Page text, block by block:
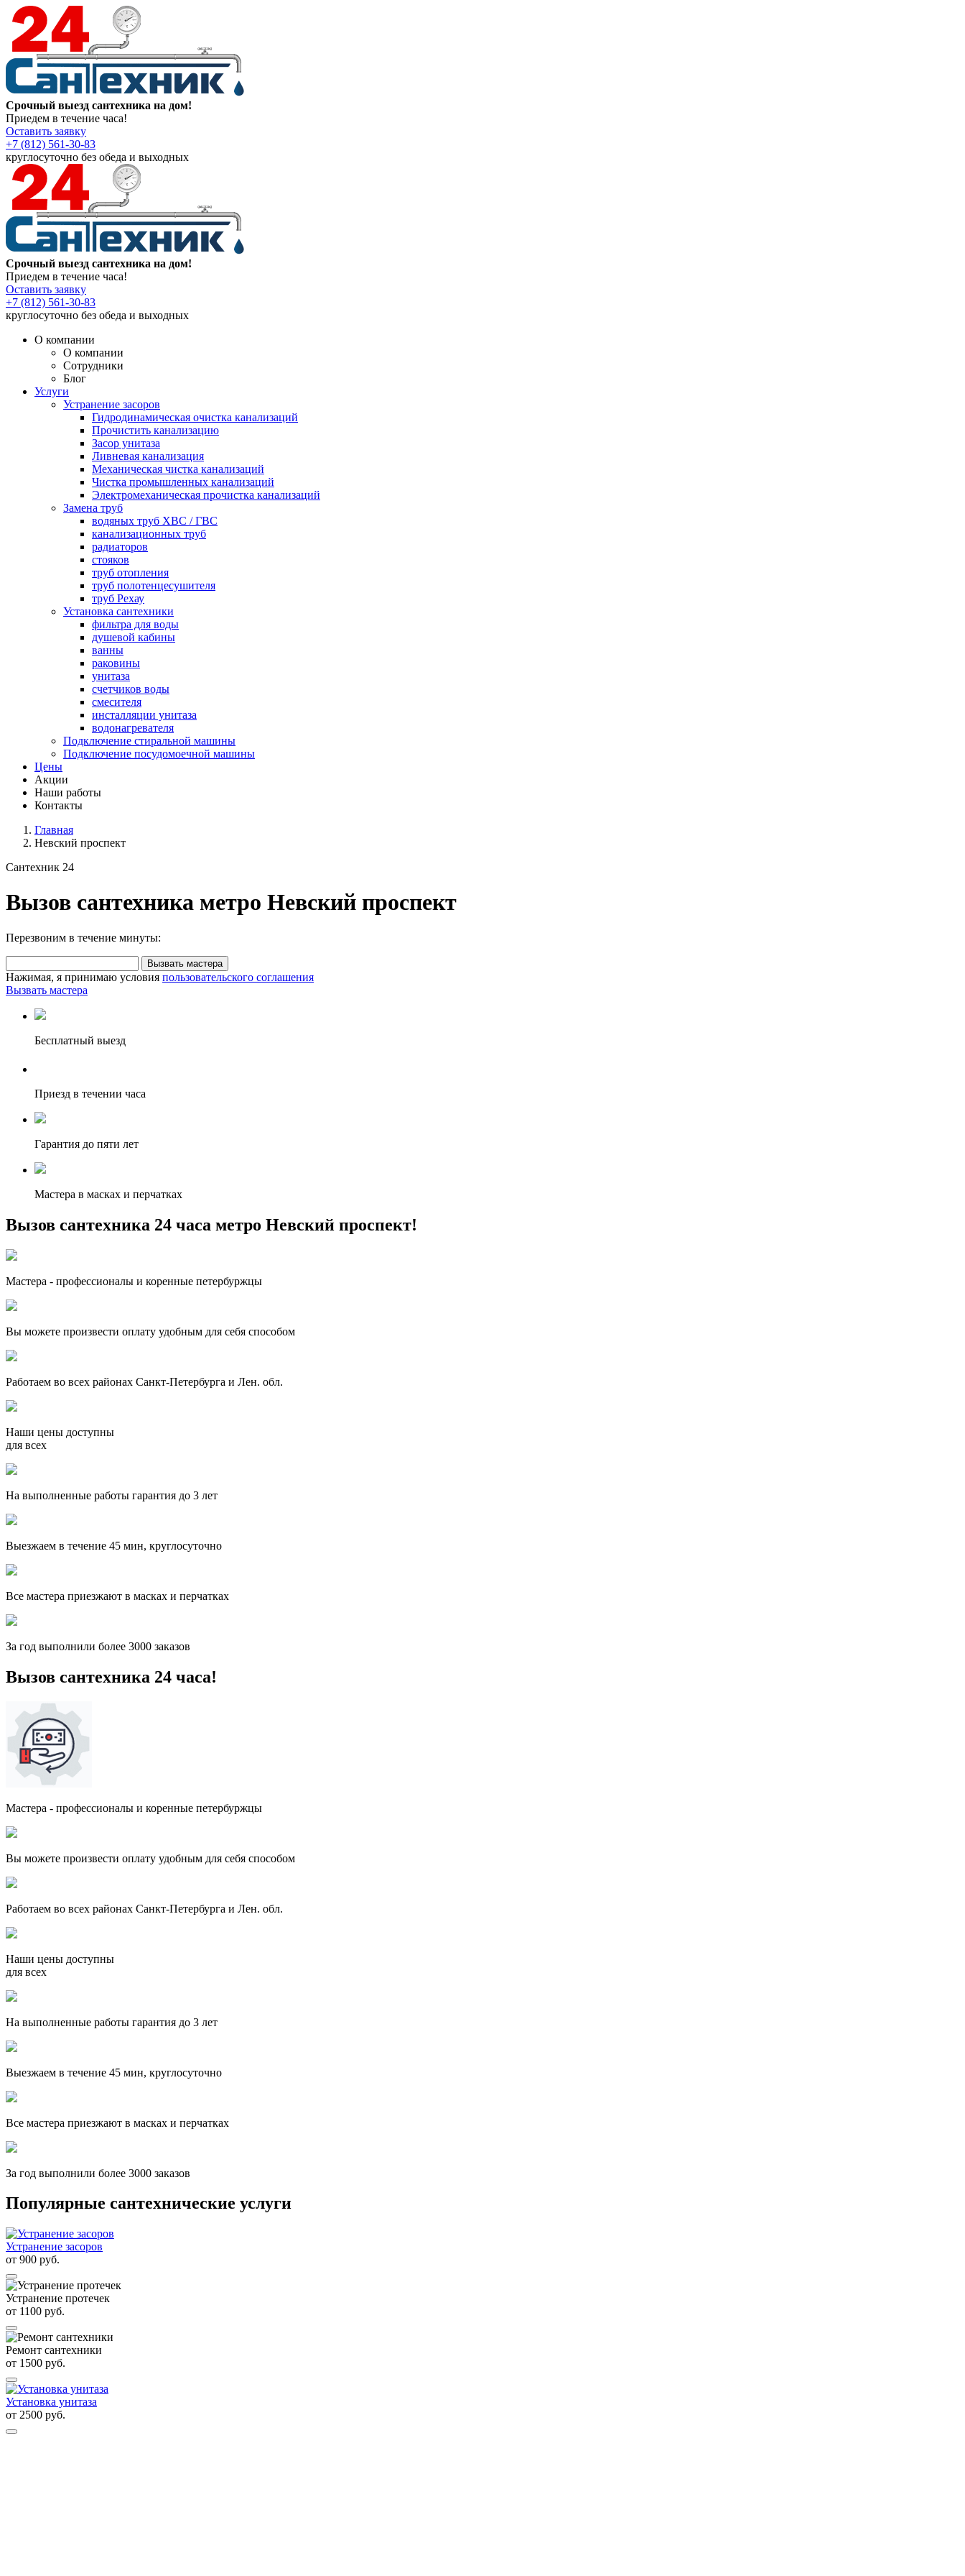
Срочный выезд сантехника на дом!
Приедем в течение часа!
Оставить заявку
+7 (812) 561-30-83
круглосуточно без обеда и выходных
Срочный выезд сантехника на дом!
Приедем в течение часа!
Оставить заявку
+7 (812) 561-30-83
круглосуточно без обеда и выходных
О компании
О компании
Сотрудники
Блог
Услуги
Устранение засоров
Гидродинамическая очистка канализаций
Прочистить канализацию
Засор унитаза
Ливневая канализация
Механическая чистка канализаций
Чистка промышленных канализаций
Электромеханическая прочистка канализаций
Замена труб
водяных труб ХВС / ГВС
канализационных труб
радиаторов
стояков
труб отопления
труб полотенцесушителя
труб Рехау
Установка сантехники
фильтра для воды
душевой кабины
ванны
раковины
унитаза
счетчиков воды
смесителя
инсталляции унитаза
водонагревателя
Подключение стиральной машины
Подключение посудомоечной машины
Цены
Акции
Наши работы
Контакты
Главная
Невский проспект
Сантехник 24
Вызов сантехника метро Невский проспект
Перезвоним в течение минуты:
Вызвать мастера
Нажимая, я принимаю условия пользовательского соглашения
Вызвать мастера
Бесплатный выезд
Приезд в течении часа
Гарантия до пяти лет
Мастера в масках и перчатках
Вызов сантехника 24 часа метро Невский проспект!
Мастера - профессионалы и коренные петербуржцы
Вы можете произвести оплату удобным для себя способом
Работаем во всех районах Санкт-Петербурга и Лен. обл.
Наши цены доступны
для всех
На выполненные работы гарантия до 3 лет
Выезжаем в течение 45 мин, круглосуточно
Все мастера приезжают в масках и перчатках
За год выполнили более 3000 заказов
Вызов сантехника 24 часа!
Мастера - профессионалы и коренные петербуржцы
Вы можете произвести оплату удобным для себя способом
Работаем во всех районах Санкт-Петербурга и Лен. обл.
Наши цены доступны
для всех
На выполненные работы гарантия до 3 лет
Выезжаем в течение 45 мин, круглосуточно
Все мастера приезжают в масках и перчатках
За год выполнили более 3000 заказов
Популярные сантехнические услуги
Устранение засоров
от 900 руб.
Устранение протечек
от 1100 руб.
Ремонт сантехники
от 1500 руб.
Установка унитаза
от 2500 руб.